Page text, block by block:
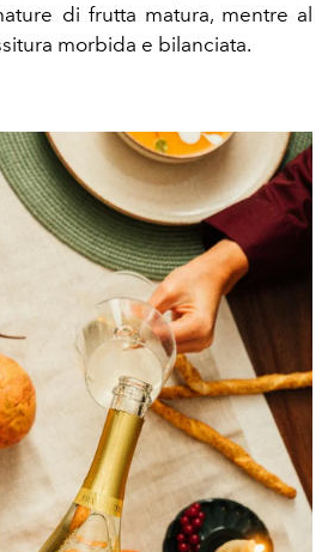
di frutta matura, mentre al
morbida e bilanciata.